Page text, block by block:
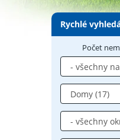
Rychlé
Počet